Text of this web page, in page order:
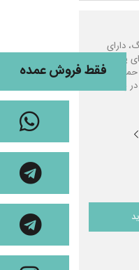
دارای
یک بند
حمل کیف،
پشت کار،
فقط فروش عمده